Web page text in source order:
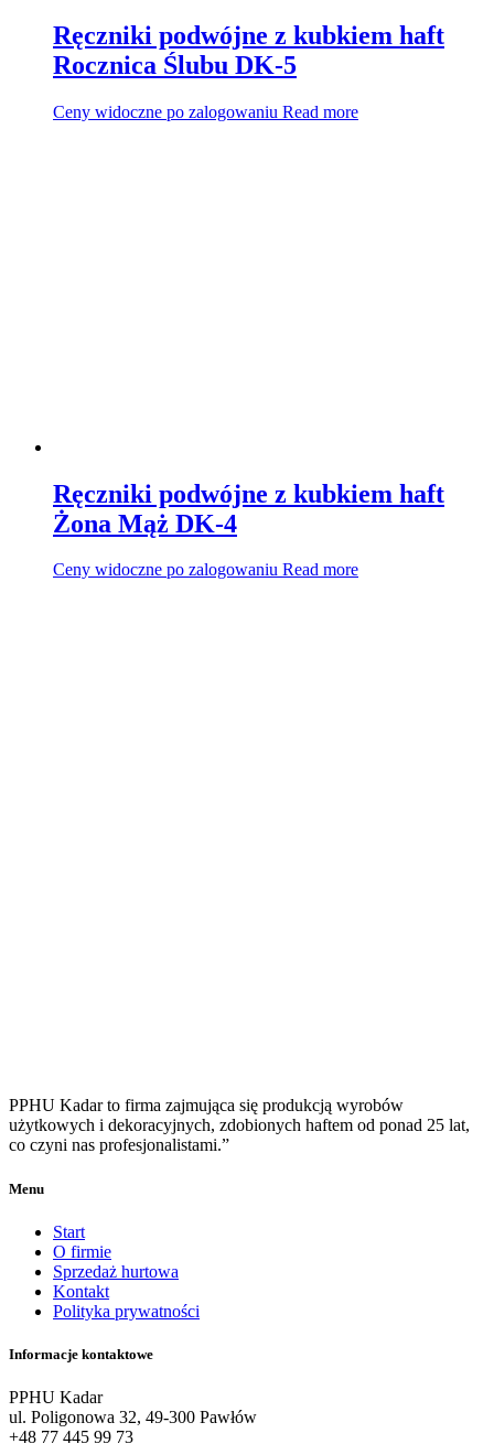
Ręczniki podwójne z kubkiem haft
Rocznica Ślubu DK-5
Ceny widoczne po zalogowaniu Read more
Ręczniki podwójne z kubkiem haft
Żona Mąż DK-4
Ceny widoczne po zalogowaniu Read more
PPHU Kadar to firma zajmująca się produkcją wyrobów
użytkowych i dekoracyjnych, zdobionych haftem od ponad 25 lat,
co czyni nas profesjonalistami.”
Menu
Start
O firmie
Sprzedaż hurtowa
Kontakt
Polityka prywatności
Informacje kontaktowe
PPHU Kadar
ul. Poligonowa 32, 49-300 Pawłów
+48 77 445 99 73